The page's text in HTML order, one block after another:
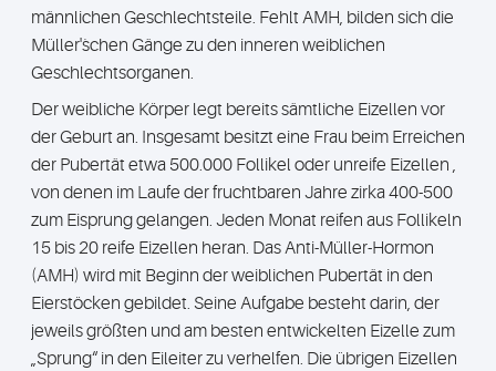
männlichen Geschlechtsteile. Fehlt AMH, bilden sich die
Müller'´schen Gänge zu den inneren weiblichen
Geschlechtsorganen.
Der weibliche Körper legt bereits sämtliche Eizellen vor
der Geburt an. Insgesamt besitzt eine Frau beim Erreichen
der Pubertät etwa 500.000 Follikel oder unreife Eizellen ,
von denen im Laufe der fruchtbaren Jahre zirka 400-500
zum Eisprung gelangen. Jeden Monat reifen aus Follikeln
15 bis 20 reife Eizellen heran. Das Anti-Müller-Hormon
(AMH) wird mit Beginn der weiblichen Pubertät in den
Eierstöcken gebildet. Seine Aufgabe besteht darin, der
jeweils größten und am besten entwickelten Eizelle zum
„Sprung“ in den Eileiter zu verhelfen. Die übrigen Eizellen